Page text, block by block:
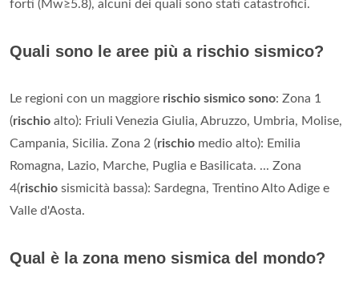
forti (Mw≥5.8), alcuni dei quali sono stati catastrofici.
Quali sono le aree più a rischio sismico?
Le regioni con un maggiore rischio sismico sono: Zona 1
(rischio alto): Friuli Venezia Giulia, Abruzzo, Umbria, Molise,
Campania, Sicilia. Zona 2 (rischio medio alto): Emilia
Romagna, Lazio, Marche, Puglia e Basilicata. ... Zona
4(rischio sismicità bassa): Sardegna, Trentino Alto Adige e
Valle d'Aosta.
Qual è la zona meno sismica del mondo?